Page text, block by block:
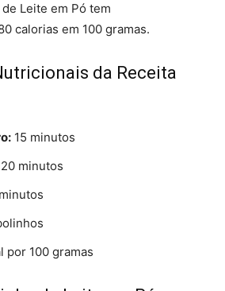
Leite em Pó tem
calorias em 100 gramas.
da Receita
15 minutos
20 minutos
por 100 gramas